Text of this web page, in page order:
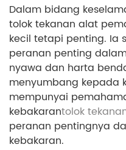
Dalam bidang
tolok tekanan alat
kecil tetapi penting. Ia
peranan penting
nyawa dan harta
menyumbang kepada
mempunyai
kebakarantolok
peranan pentingnya
kebakaran.